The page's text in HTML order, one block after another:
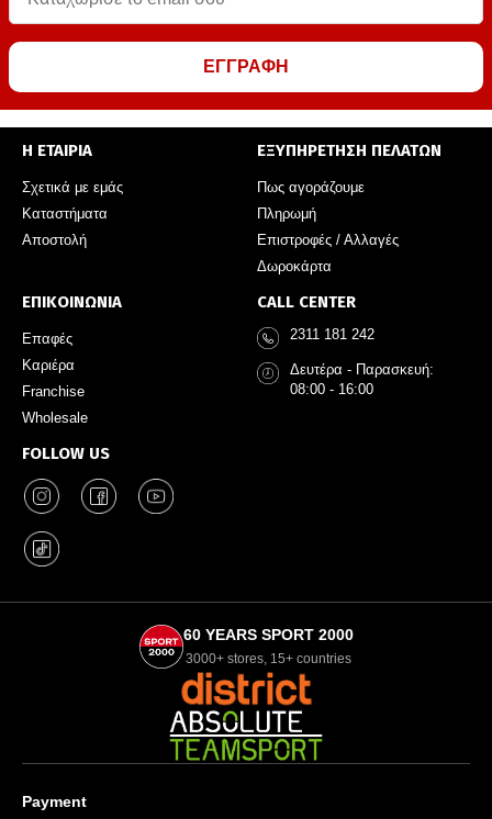
ΕΓΓΡΑΦΗ
Η ΕΤΑΙΡΙΑ
Σχετικά με εμάς
Καταστήματα
Αποστολή
ΕΞΥΠΗΡΕΤΗΣΗ ΠΕΛΑΤΩΝ
Πως αγοράζουμε
Πληρωμή
Επιστροφές / Αλλαγές
Δωροκάρτα
ΕΠΙΚΟΙΝΩΝΙΑ
Επαφές
Καριέρα
Franchise
Wholesale
FOLLOW US
CALL CENTER
2311 181 242
Δευτέρα - Παρασκευή:
08:00 - 16:00
60 YEARS SPORT 2000
3000+ stores, 15+ countries
Payment